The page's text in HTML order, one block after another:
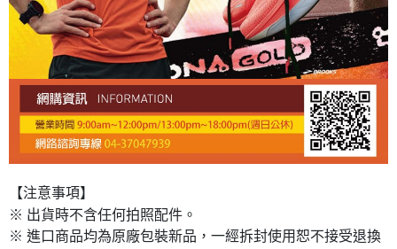
【注意事項】
※ 出貨時不含任何拍照配件。
※ 進口商品均為原廠包裝新品，一經拆封使用恕不接受退換